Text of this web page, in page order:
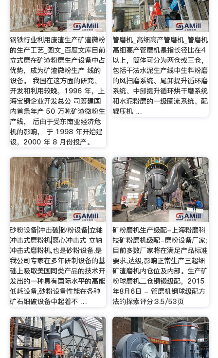
钢铁行业利用废渣生产矿渣微粉
的生产工艺_图文_百度文库目前
立式磨在矿渣粉磨生产设备中占
优势，成为矿渣微粉生产 线的
设备。 我国在这方面的研究、
开发和利用较晚，1996 年，上
海宝钢企业开发总公 司筹建国
内首条年产 50 万吨矿渣微粉生
产线， 后由于受东南亚经济危
机的影响， 于 1998 年开始建
设，2000 年 8 月份投产。
管磨机_高细高产管磨机_管磨机
高细高产管磨机是指长径比在4
以上，筒体可分为两仓或三仓，
包括干法水泥生产线中生料粉磨
的风扫磨系统、尾卸提升循环磨
系统、中卸提升循环烘干磨系统
和水泥粉磨的一级圈流系统、配
辊压机 …
砂粉设备|冲击破|砂粉设备|立轴
冲击式磨粉机|离心冲击式 立轴
冲击式磨粉机,也是砂粉设备.是
我公司专家在多年研制设备的基
础上吸取美国同类产品的技术开
发出的一种具有国际水平的高能
低耗设备,砂粉设备性能在各种
矿石细破设备中起着不 …
矿粉磨机生产级配-上海粉磨科
技矿粉磨机级配-磨粉设备厂家;
目前多数厂家将在满足产品标准
要求,达级,影响正常生产三超细
矿渣磨机内仓位及内部。生产矿
粉球磨机二仓钢锻级配，2015
年8月6日 - 管磨机钢球级配方
法的探索评分:3.5/53页